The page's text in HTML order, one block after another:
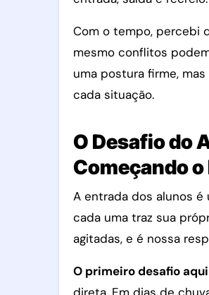
Com o tempo, percebi
mesmo conflitos
uma postura firme,
cada situação.
O Desafio do
Começando
A entrada dos alunos é
cada uma traz sua
agitadas, e é nossa
O primeiro desafio